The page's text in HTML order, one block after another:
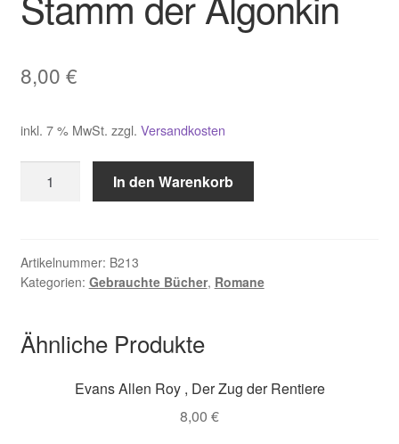
8,00 €
inkl. 7 % MwSt. zzgl. Versandkosten
der
Algonkin
In den Warenkorb
Artikelnummer: B213
Kategorien: Gebrauchte Bücher, Romane
Ähnliche Produkte
Evans Allen Roy , Der Zug der Rentiere
8,00 €